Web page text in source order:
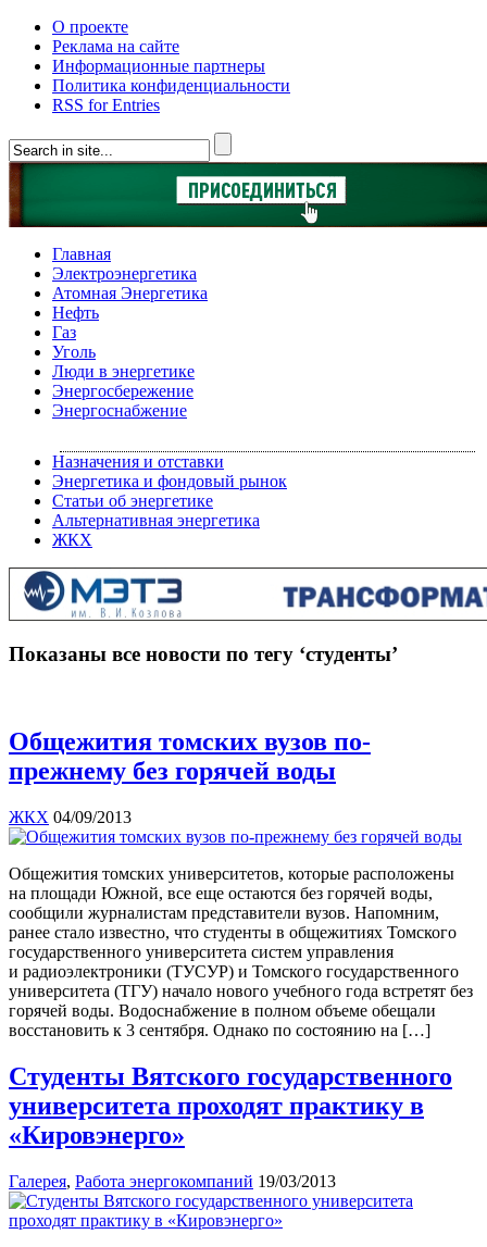
О проекте
Реклама на сайте
Информационные партнеры
Политика конфиденциальности
RSS for Entries
Главная
Электроэнергетика
Атомная Энергетика
Нефть
Газ
Уголь
Люди в энергетике
Энергосбережение
Энергоснабжение
Назначения и отставки
Энергетика и фондовый рынок
Статьи об энергетике
Альтернативная энергетика
ЖКХ
Показаны все новости по тегу ‘студенты’
Общежития томских вузов по-
прежнему без горячей воды
ЖКХ 04/09/2013
Общежития томских университетов, которые расположены
на площади Южной, все еще остаются без горячей воды,
сообщили журналистам представители вузов. Напомним,
ранее стало известно, что студенты в общежитиях Томского
государственного университета систем управления
и радиоэлектроники (ТУСУР) и Томского государственного
университета (ТГУ) начало нового учебного года встретят без
горячей воды. Водоснабжение в полном объеме обещали
восстановить к 3 сентября. Однако по состоянию на […]
Студенты Вятского государственного
университета проходят практику в
«Кировэнерго»
Галерея, Работа энергокомпаний 19/03/2013